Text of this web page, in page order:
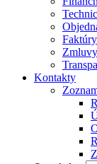
Faktúry
Zmluvy
Kontakty